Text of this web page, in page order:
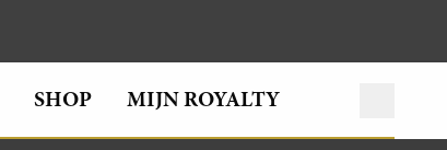
SHOP MIJN ROYALTY